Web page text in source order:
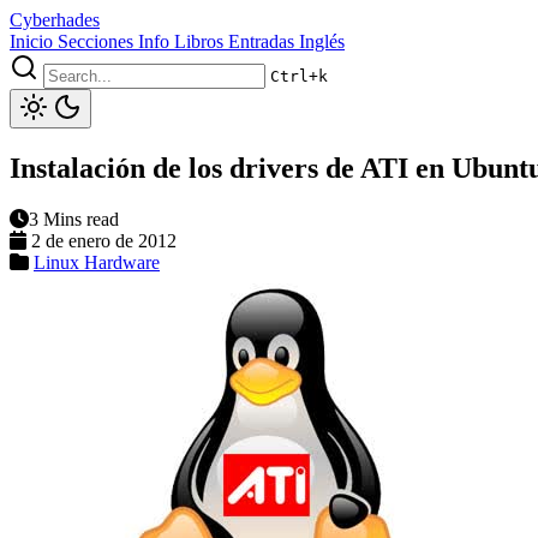
Cyberhades
Inicio Secciones Info Libros Entradas Inglés
Ctrl+k
Instalación de los drivers de ATI en
3 Mins read
2 de enero de 2012
Linux Hardware